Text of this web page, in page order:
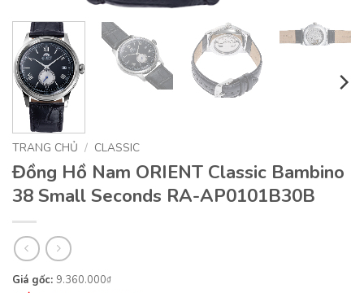
TRANG CHỦ / CLASSIC
Đồng Hồ Nam ORIENT Classic Bambino
38 Small Seconds RA-AP0101B30B
9.360.000₫
Giá
Giá